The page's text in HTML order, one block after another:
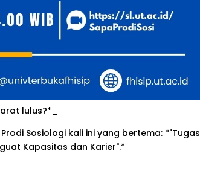
lulus?*_
Sosiologi kali ini yang bertema: *"Tugas
Kapasitas dan Karier".*